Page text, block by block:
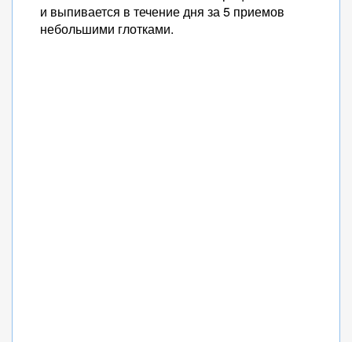
и выпивается в течение дня за 5 приемов
небольшими глотками.